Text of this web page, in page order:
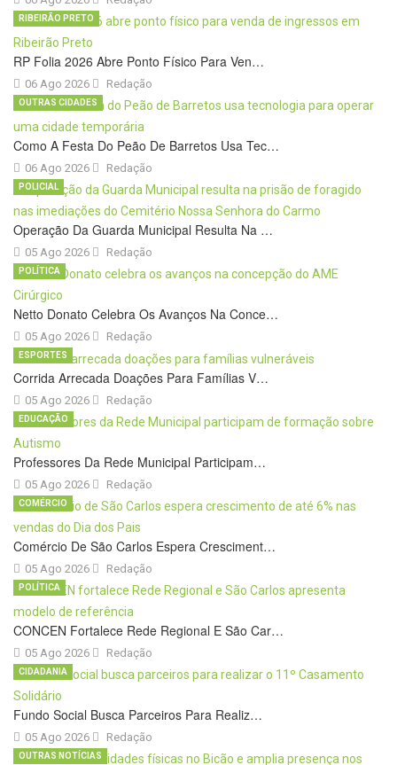
RP Folia 2026 Abre Ponto Físico Para Ven…
06 Ago 2026
RIBEIRÃO PRETO
Redação
Como A Festa Do Peão De Barretos Usa Tec…
06 Ago 2026
OUTRAS CIDADES
Redação
Operação Da Guarda Municipal Resulta Na …
05 Ago 2026
POLICIAL
Redação
Netto Donato Celebra Os Avanços Na Conce…
05 Ago 2026
POLÍTICA
Redação
Corrida Arrecada Doações Para Famílias V…
05 Ago 2026
ESPORTES
Redação
Professores Da Rede Municipal Participam…
05 Ago 2026
EDUCAÇÃO
Redação
Comércio De São Carlos Espera Cresciment…
05 Ago 2026
COMÉRCIO
Redação
CONCEN Fortalece Rede Regional E São Car…
05 Ago 2026
POLÍTICA
Redação
Fundo Social Busca Parceiros Para Realiz…
05 Ago 2026
CIDADANIA
Redação
OUTRAS NOTÍCIAS